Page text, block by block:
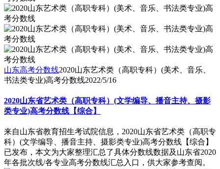
山东高考分数线2020山东艺术类（高职专科）(美术、音乐、
书法类专业)高考分数线2022/5/16
2020山东省艺术类（高职专科）(文学编导、播音主持、摄影
类专业)高考分数线【综合】
来自山东省教育招生考试院信息，2020山东省艺术类（高职专
科）(文学编导、播音主持、摄影类专业)高考分数线【综合】
已发布，本文为大家整理汇总了具体分数线数据及山东省2020
年各批次线/各专业高考分数线汇总入口，供大家参考查阅。